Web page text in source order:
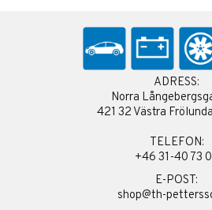
ADRESS:
Norra
421 32 Västra
TELEFON:
+46 31-40 73
E-POST:
shop@th-